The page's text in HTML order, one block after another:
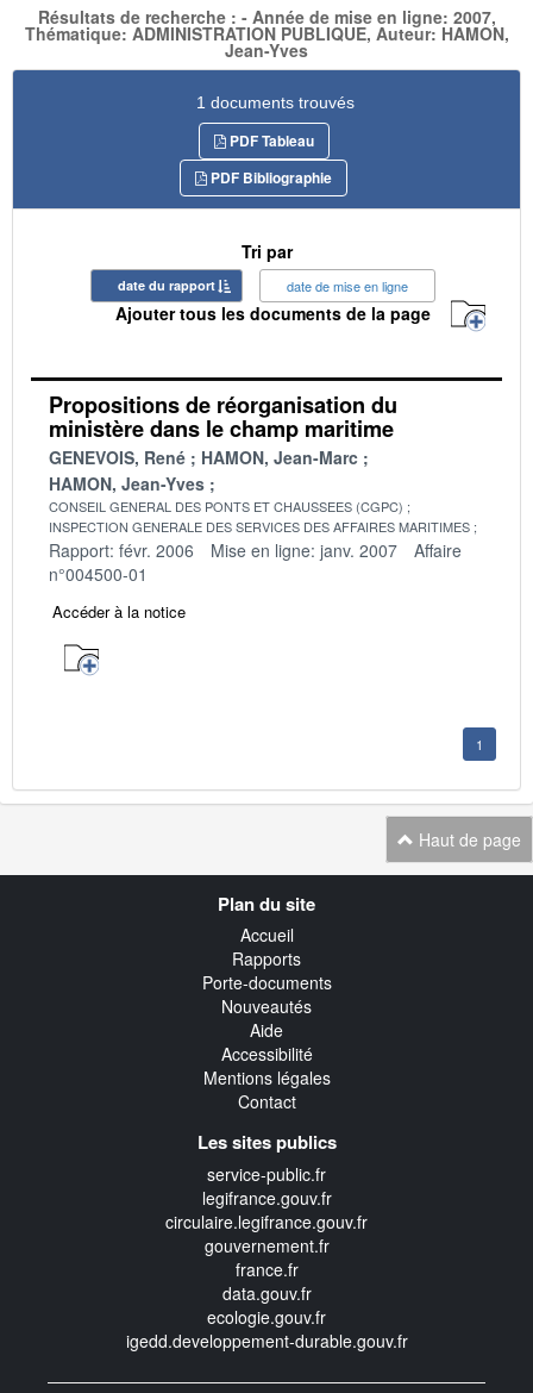
Résultats de recherche : - Année de mise en ligne: 2007,
Thématique: ADMINISTRATION PUBLIQUE, Auteur: HAMON,
Jean-Yves
1 documents trouvés
PDF Tableau
PDF Bibliographie
Tri par
date du rapport date de mise en ligne
Ajouter tous les documents de la page
Propositions de réorganisation du
ministère dans le champ maritime
GENEVOIS, René
HAMON, Jean-Marc
HAMON, Jean-Yves
CONSEIL GENERAL DES PONTS ET CHAUSSEES (CGPC)
INSPECTION GENERALE DES SERVICES DES AFFAIRES MARITIMES
Rapport: févr. 2006 Mise en ligne: janv. 2007
Affaire
n°004500-01
Accéder à la notice
1
Haut de page
Plan du site
Accueil
Rapports
Porte-documents
Nouveautés
Aide
Accessibilité
Mentions légales
Contact
Les sites publics
service-public.fr
legifrance.gouv.fr
circulaire.legifrance.gouv.fr
gouvernement.fr
france.fr
data.gouv.fr
ecologie.gouv.fr
igedd.developpement-durable.gouv.fr